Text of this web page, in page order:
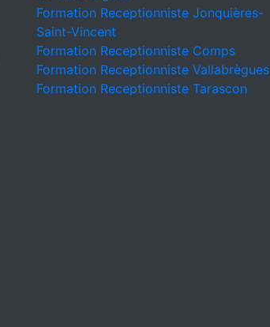
Formation Receptionniste Jonquières-
Saint-Vincent
Formation Receptionniste Comps
Formation Receptionniste Vallabrègues
Formation Receptionniste Tarascon